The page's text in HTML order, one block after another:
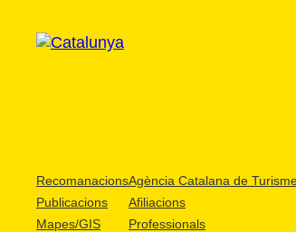
Recomanacions
Publicacions
Mapes/GIS
Agència Catalana de
Afiliacions
Professionals